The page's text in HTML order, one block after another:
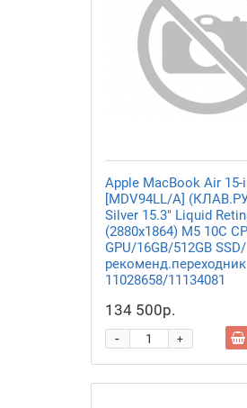
Apple MacBook Air 15-
[MDV94LL/A]
Silver 15.3" Liquid
(2880x1864) M5 10C
GPU/16GB/512GB SSD/
рекоменд.переходник
11028658/11134081
134 500р.
+
-